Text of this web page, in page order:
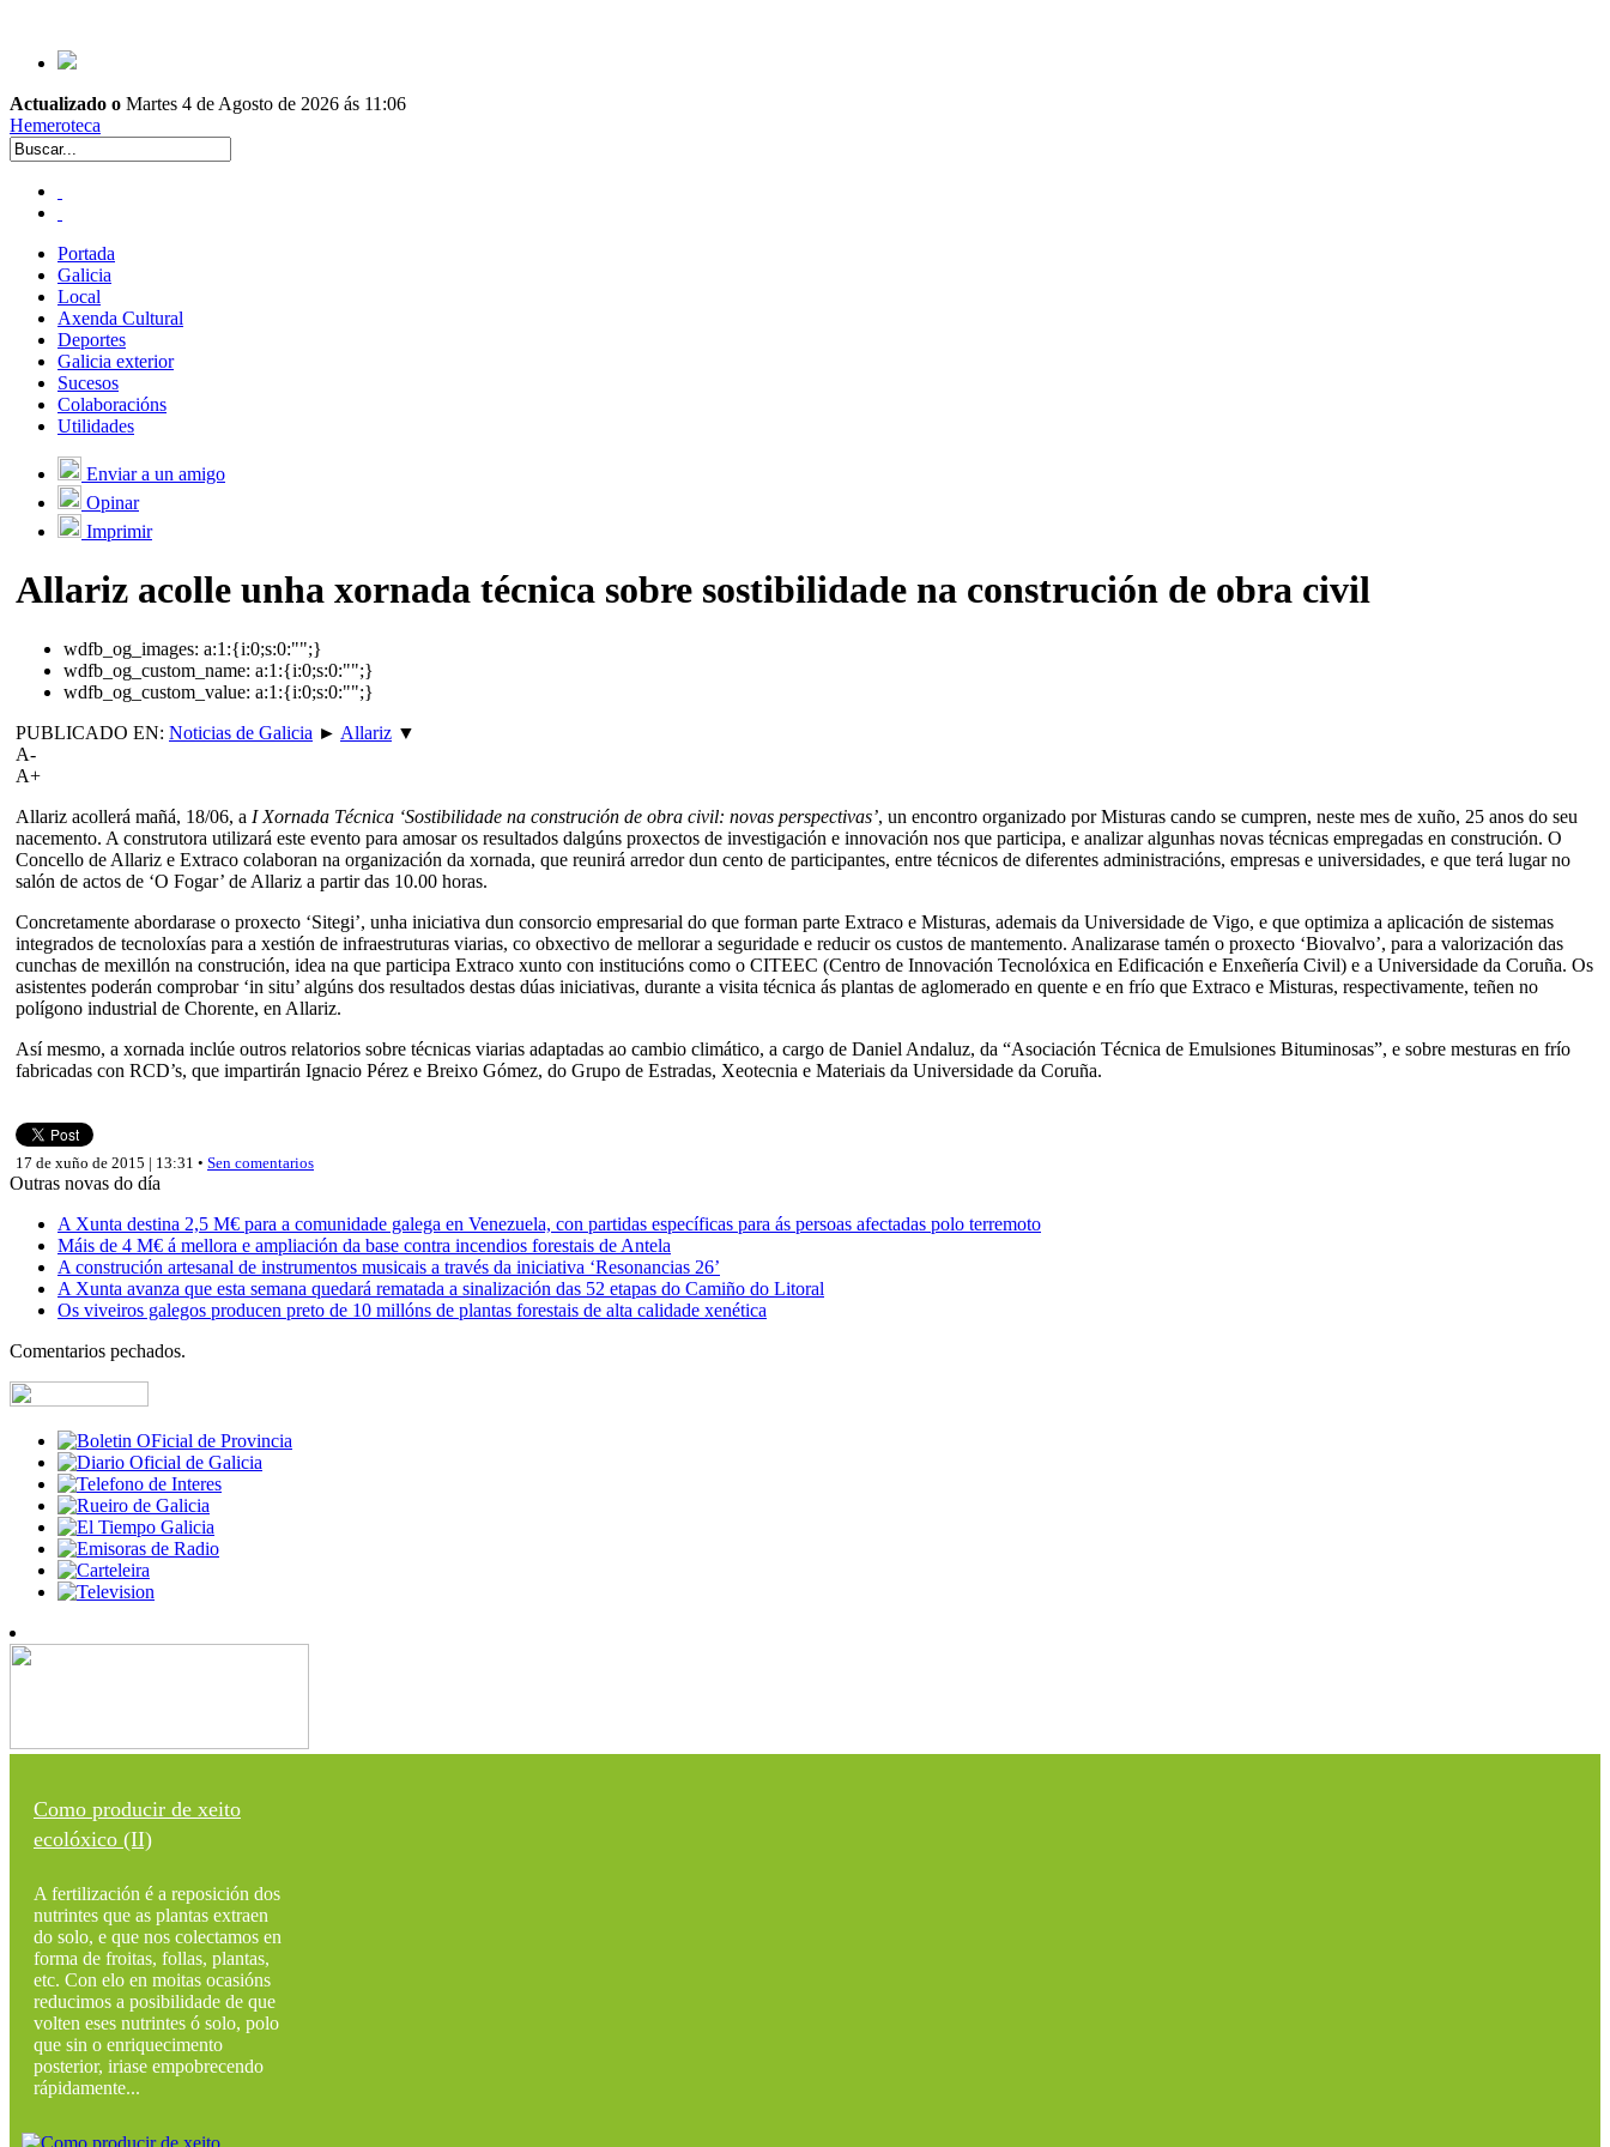
Actualizado o Martes 4 de Agosto de 2026 ás 11:06
Hemeroteca
Portada
Galicia
Local
Axenda Cultural
Deportes
Galicia exterior
Sucesos
Colaboracións
Utilidades
Enviar a un amigo
Opinar
Imprimir
Allariz acolle unha xornada técnica sobre sostibilidade na construción de obra civil
wdfb_og_images: a:1:{i:0;s:0:"";}
wdfb_og_custom_name: a:1:{i:0;s:0:"";}
wdfb_og_custom_value: a:1:{i:0;s:0:"";}
PUBLICADO EN: Noticias de Galicia ► Allariz ▼
A-
A+
Allariz acollerá mañá, 18/06, a I Xornada Técnica ‘Sostibilidade na construción de obra civil: novas perspectivas’, un encontro organizado por Misturas cando se cumpren, neste mes de xuño, 25 anos do seu
nacemento. A construtora utilizará este evento para amosar os resultados dalgúns proxectos de investigación e innovación nos que participa, e analizar algunhas novas técnicas empregadas en construción. O
Concello de Allariz e Extraco colaboran na organización da xornada, que reunirá arredor dun cento de participantes, entre técnicos de diferentes administracións, empresas e universidades, e que terá lugar no
salón de actos de ‘O Fogar’ de Allariz a partir das 10.00 horas.
Concretamente abordarase o proxecto ‘Sitegi’, unha iniciativa dun consorcio empresarial do que forman parte Extraco e Misturas, ademais da Universidade de Vigo, e que optimiza a aplicación de sistemas
integrados de tecnoloxías para a xestión de infraestruturas viarias, co obxectivo de mellorar a seguridade e reducir os custos de mantemento. Analizarase tamén o proxecto ‘Biovalvo’, para a valorización das
cunchas de mexillón na construción, idea na que participa Extraco xunto con institucións como o CITEEC (Centro de Innovación Tecnolóxica en Edificación e Enxeñería Civil) e a Universidade da Coruña. Os
asistentes poderán comprobar ‘in situ’ algúns dos resultados destas dúas iniciativas, durante a visita técnica ás plantas de aglomerado en quente e en frío que Extraco e Misturas, respectivamente, teñen no
polígono industrial de Chorente, en Allariz.
Así mesmo, a xornada inclúe outros relatorios sobre técnicas viarias adaptadas ao cambio climático, a cargo de Daniel Andaluz, da “Asociación Técnica de Emulsiones Bituminosas”, e sobre mesturas en frío
fabricadas con RCD’s, que impartirán Ignacio Pérez e Breixo Gómez, do Grupo de Estradas, Xeotecnia e Materiais da Universidade da Coruña.
17 de xuño de 2015 | 13:31 • Sen comentarios
Outras novas do día
A Xunta destina 2,5 M€ para a comunidade galega en Venezuela, con partidas específicas para ás persoas afectadas polo terremoto
Máis de 4 M€ á mellora e ampliación da base contra incendios forestais de Antela
A construción artesanal de instrumentos musicais a través da iniciativa ‘Resonancias 26’
A Xunta avanza que esta semana quedará rematada a sinalización das 52 etapas do Camiño do Litoral
Os viveiros galegos producen preto de 10 millóns de plantas forestais de alta calidade xenética
Comentarios pechados.
Como producir de xeito
ecolóxico (II)
A fertilización é a reposición dos
nutrintes que as plantas extraen
do solo, e que nos colectamos en
forma de froitas, follas, plantas,
etc. Con elo en moitas ocasións
reducimos a posibilidade de que
volten eses nutrintes ó solo, polo
que sin o enriquecimento
posterior, iriase empobrecendo
rápidamente...